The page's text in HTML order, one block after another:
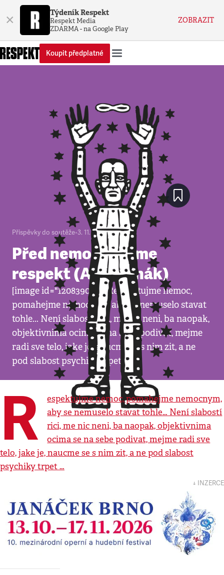
× Týdeník Respekt
Respekt Media
ZDARMA - na Google Play
ZOBRAZIT
Koupit předplatné
Příspěvky do soutěže•3. 11. 2008•1minuta
Před nemocí mějme
respekt (Aleš Jonák)
[image id="120839050"] Respektujme nemoc,
pomahejme nemocnym, aby se nemuselo stavat
tohle... Není slabostí rici, me nic neni, ba naopak,
objektivnima ocima se na sebe podivat, mejme
radi sve telo, jake je, naucme se s nim zit, a ne
pod slabost psychiky trpet ...
R
espektujme nemoc, pomahejme nemocnym,
aby se nemuselo stavat tohle… Není slabostí
rici, me nic neni, ba naopak, objektivnima
ocima se na sebe podivat, mejme radi sve
telo, jake je, naucme se s nim zit, a ne pod slabost
psychiky trpet …
↓ INZERCE